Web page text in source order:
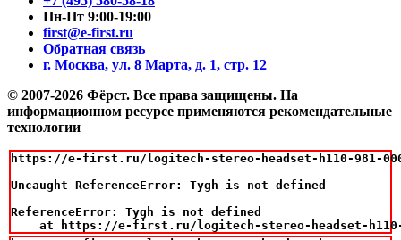
Пн-Пт 9:00-19:00
first@e-first.ru
Обратная связь
г. Москва, ул. 8 Марта, д. 1, стр. 12
© 2007-2026 Фёрст. Все права защищены. На
информационном ресурсе применяются рекомендательные
технологии
https://e-first.ru/logitech-stereo-headset-h110-981-
Uncaught ReferenceError: Tygh is not defined
ReferenceError: Tygh is not defined
at https://e-first.ru/logitech-stereo-headset-